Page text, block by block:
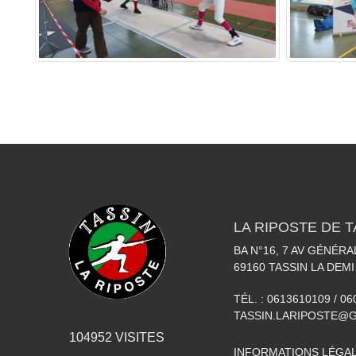
104952 VISITES
LA RIPOSTE DE
BA N°16, 7 AV
69160 TASSIN LA
TÉL. : 0613610109 /
INFORMATIONS